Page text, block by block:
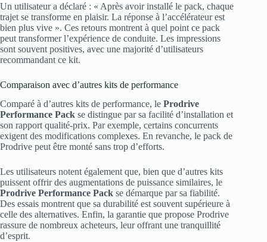
Un utilisateur a déclaré : « Après avoir installé le pack, chaque
trajet se transforme en plaisir. La réponse à l’accélérateur est
bien plus vive ». Ces retours montrent à quel point ce pack
peut transformer l’expérience de conduite. Les impressions
sont souvent positives, avec une majorité d’utilisateurs
recommandant ce kit.
Comparaison avec d’autres kits de performance
Comparé à d’autres kits de performance, le Prodrive
Performance Pack se distingue par sa facilité d’installation et
son rapport qualité-prix. Par exemple, certains concurrents
exigent des modifications complexes. En revanche, le pack de
Prodrive peut être monté sans trop d’efforts.
Les utilisateurs notent également que, bien que d’autres kits
puissent offrir des augmentations de puissance similaires, le
Prodrive Performance Pack se démarque par sa fiabilité.
Des essais montrent que sa durabilité est souvent supérieure à
celle des alternatives. Enfin, la garantie que propose Prodrive
rassure de nombreux acheteurs, leur offrant une tranquillité
d’esprit.